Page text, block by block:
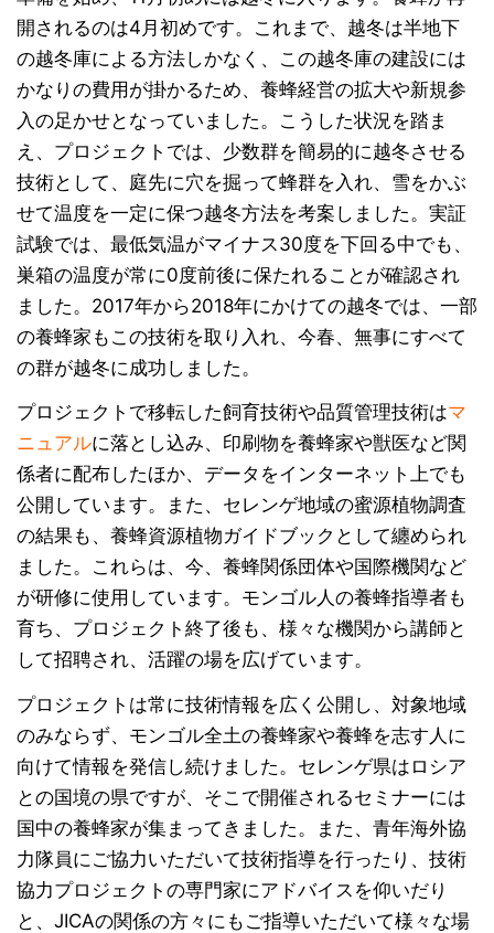
開されるのは4月初めです。これまで、越冬は半地下
の越冬庫による方法しかなく、この越冬庫の建設には
かなりの費用が掛かるため、養蜂経営の拡大や新規参
入の足かせとなっていました。こうした状況を踏ま
え、プロジェクトでは、少数群を簡易的に越冬させる
技術として、庭先に穴を掘って蜂群を入れ、雪をかぶ
せて温度を一定に保つ越冬方法を考案しました。実証
試験では、最低気温がマイナス30度を下回る中でも、
巣箱の温度が常に0度前後に保たれることが確認され
ました。2017年から2018年にかけての越冬では、一部
の養蜂家もこの技術を取り入れ、今春、無事にすべて
の群が越冬に成功しました。
プロジェクトで移転した飼育技術や品質管理技術はマ
ニュアルに落とし込み、印刷物を養蜂家や獣医など関
係者に配布したほか、データをインターネット上でも
公開しています。また、セレンゲ地域の蜜源植物調査
の結果も、養蜂資源植物ガイドブックとして纏められ
ました。これらは、今、養蜂関係団体や国際機関など
が研修に使用しています。モンゴル人の養蜂指導者も
育ち、プロジェクト終了後も、様々な機関から講師と
して招聘され、活躍の場を広げています。
プロジェクトは常に技術情報を広く公開し、対象地域
のみならず、モンゴル全土の養蜂家や養蜂を志す人に
向けて情報を発信し続けました。セレンゲ県はロシア
との国境の県ですが、そこで開催されるセミナーには
国中の養蜂家が集まってきました。また、青年海外協
力隊員にご協力いただいて技術指導を行ったり、技術
協力プロジェクトの専門家にアドバイスを仰いだり
と、JICAの関係の方々にもご指導いただいて様々な場